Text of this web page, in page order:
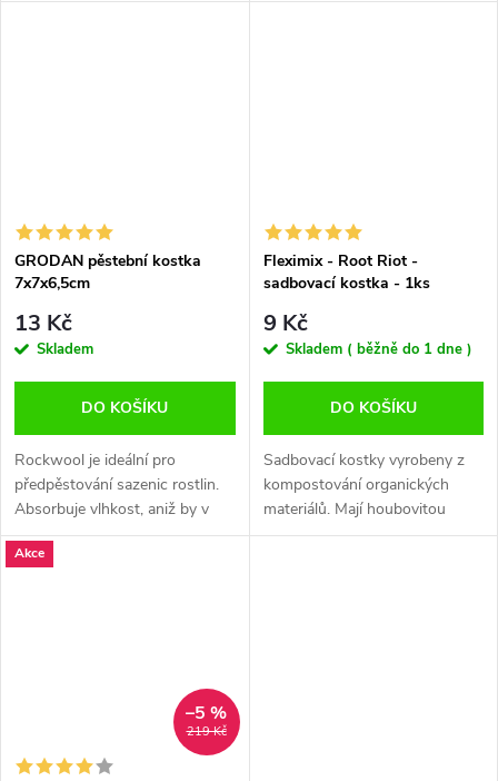
GRODAN pěstební kostka
7x7x6,5cm
13 Kč
Skladem
DO KOŠÍKU
Rockwool je ideální pro
předpěstování sazenic rostlin.
Absorbuje vlhkost, aniž by v
sobě zadržoval živiny. I v
případě, že je plně nasycen
Fleximix - Root Riot -
sadbovací kostka - 1ks
9 Kč
Skladem ( běžně do 1 dne )
DO KOŠÍKU
Sadbovací kostky vyrobeny z
kompostování organických
materiálů. Mají houbovitou
strukturu, která zajišťuje
Akce
219 Kč
–5 %